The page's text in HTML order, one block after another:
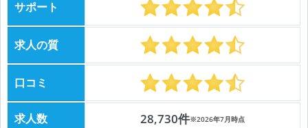
サポート
求人の質
口コミ
求人数 28,730件※2026年7月時点